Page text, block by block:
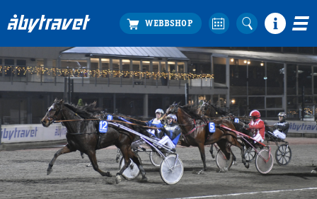
Köp biljett
Travprogrammet
Boka ställplats
Bra att veta
Restauranger
Catering by Lyon